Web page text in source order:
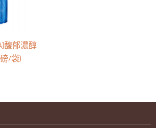
馥郁濃醇
/袋)